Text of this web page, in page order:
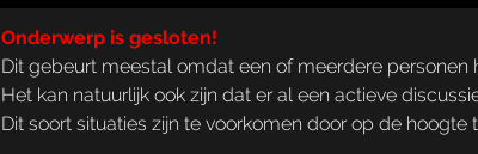
Onderwerp is gesloten!
Dit gebeurt meestal omdat een of meerdere personen
Het kan natuurlijk ook zijn dat er al een actieve
Dit soort situaties zijn te voorkomen door op de hoogte